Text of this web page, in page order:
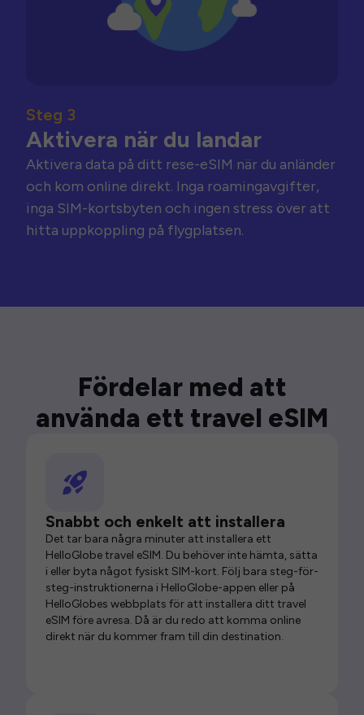
Steg 3
Aktivera när du landar
Aktivera data på ditt rese-eSIM när du anländer
och kom online direkt. Inga roamingavgifter,
inga SIM-kortsbyten och ingen stress över att
hitta uppkoppling på flygplatsen.
Fördelar med att
använda ett travel eSIM
Snabbt och enkelt att installera
Det tar bara några minuter att installera ett
HelloGlobe travel eSIM. Du behöver inte hämta, sätta
i eller byta något fysiskt SIM-kort. Följ bara steg-för-
steg-instruktionerna i HelloGlobe-appen eller på
HelloGlobes webbplats för att installera ditt travel
eSIM före avresa. Då är du redo att komma online
direkt när du kommer fram till din destination.